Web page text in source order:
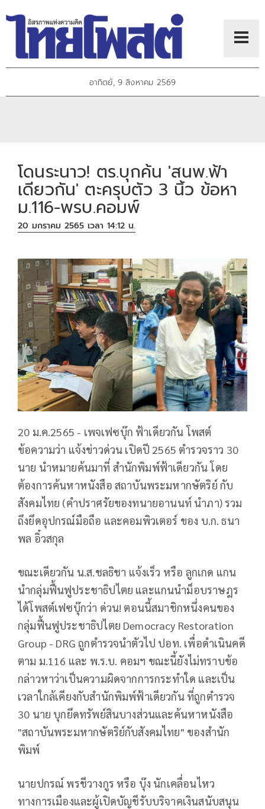
อาทิตย์, 9 สิงหาคม 2569
โดนระนาว! ตร.บุกค้น 'สนพ.ฟ้า
เดียวกัน' ตะครุบตัว 3 นิ้ว ข้อหา
ม.116-พรบ.คอมพ์
20 มกราคม 2565 เวลา 14:12 น.
20 ม.ค.2565 - เพจเฟซบุ๊ก ฟ้าเดียวกัน โพสต์
ข้อความว่า แจ้งข่าวด่วน เปิดปี 2565 ตำรวจราว 30
นาย นำหมายค้นมาที่ สำนักพิมพ์ฟ้าเดียวกัน โดย
ต้องการค้นหาหนังสือ สถาบันพระมหากษัตริย์ กับ
สังคมไทย (คำปราศรัยของทนายอานนท์ นำภา) รวม
ถึงยึดอุปกรณ์มือถือ และคอมพิวเตอร์ ของ บ.ก. ธนา
พล อิ๋วสกุล
ขณะเดียวกัน น.ส.ชลธิชา แจ้งเร็ว หรือ ลูกเกด แกน
นำกลุ่มฟื้นฟูประชาธิปไตย และแกนนำม็อบราษฎร
ได้โพสต์เฟซบุ๊กว่า ด่วน! ตอนนี้สมาชิกหนึ่งคนของ
กลุ่มฟื้นฟูประชาธิปไตย Democracy Restoration
Group - DRG ถูกตำรวจนำตัวไป ปอท. เพื่อดำเนินคดี
ตาม ม.116 และ พ.ร.บ. คอมฯ ขณะนี้ยังไม่ทราบข้อ
กล่าวหาว่าเป็นความผิดจากการกระทำใด และเป็น
เวลาใกล้เคียงกับสำนักพิมพ์ฟ้าเดียวกัน ที่ถูกตำรวจ
30 นาย บุกยึดทรัพย์สินบางส่วนและค้นหาหนังสือ
"สถาบันพระมหากษัตริย์กับสังคมไทย" ของสำนัก
พิมพ์
นายปกรณ์ พรชีวางกูร หรือ บุ๊ง นักเคลื่อนไหว
ทางการเมืองและผู้เปิดบัญชีรับบริจาคเงินสนับสนุน